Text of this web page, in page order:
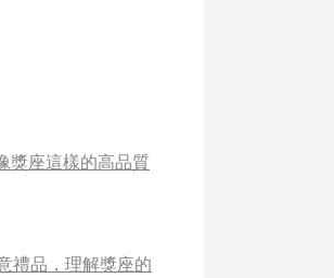
獎座這樣的高品質
禮品，理解獎座的